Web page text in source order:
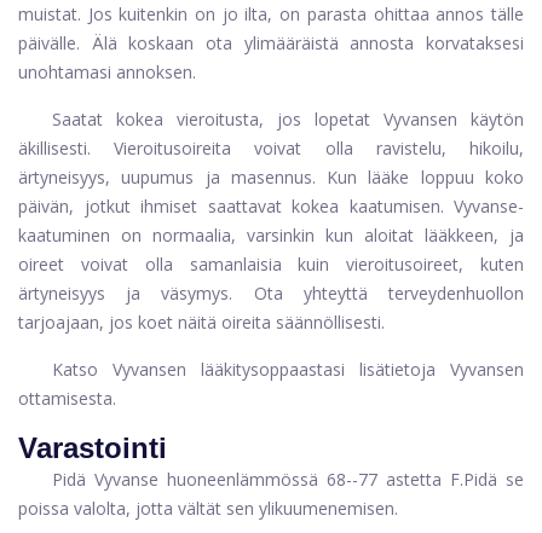
muistat. Jos kuitenkin on jo ilta, on parasta ohittaa annos tälle
päivälle. Älä koskaan ota ylimääräistä annosta korvataksesi
unohtamasi annoksen.
Saatat kokea vieroitusta, jos lopetat Vyvansen käytön
äkillisesti. Vieroitusoireita voivat olla ravistelu, hikoilu,
ärtyneisyys, uupumus ja masennus. Kun lääke loppuu koko
päivän, jotkut ihmiset saattavat kokea kaatumisen. Vyvanse-
kaatuminen on normaalia, varsinkin kun aloitat lääkkeen, ja
oireet voivat olla samanlaisia ​​kuin vieroitusoireet, kuten
ärtyneisyys ja väsymys. Ota yhteyttä terveydenhuollon
tarjoajaan, jos koet näitä oireita säännöllisesti.
Katso Vyvansen lääkitysoppaastasi lisätietoja Vyvansen
ottamisesta.
Varastointi
Pidä Vyvanse huoneenlämmössä 68--77 astetta F.Pidä se
poissa valolta, jotta vältät sen ylikuumenemisen.